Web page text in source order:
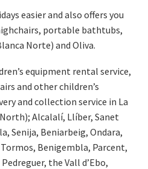
easier and also offers you
portable bathtubs,
Norte) and Oliva.
equipment rental service,
and other children’s
and collection service in La
Alcalalí, Llíber, Sanet
Senija, Beniarbeig, Ondara,
Benigembla, Parcent,
the Vall d’Ebo,